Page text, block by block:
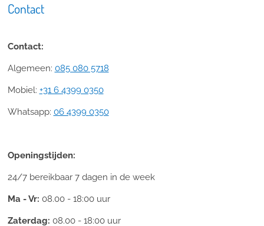
Contact
Contact:
Algemeen: 085 080 5718
Mobiel: +31 6 4399 0350
Whatsapp: 06 4399 0350
Openingstijden:
24/7 bereikbaar 7 dagen in de week
Ma - Vr: 08.00 - 18:00 uur
Zaterdag: 08.00 - 18:00 uur